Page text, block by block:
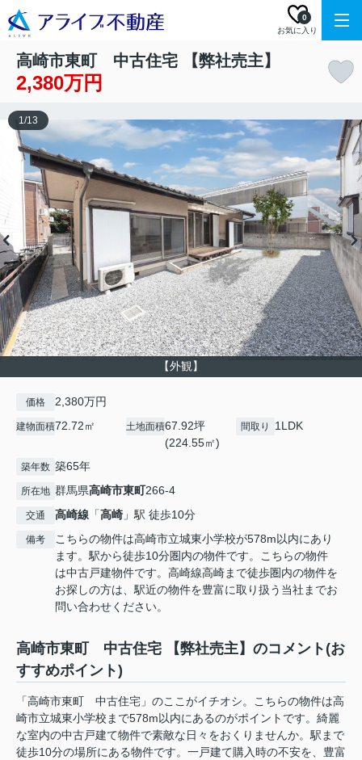
お気に入り
0
高崎市東町 中古住宅 【弊社売主】
2,380万円
【外観】
1/13
価格 2,380万円
建物面積72.72㎡ 土地面積67.92坪
(224.55㎡)
間取り 1LDK
築年数 築65年
所在地 群馬県高崎市東町266-4
交通 高崎線 「高崎 」駅 徒歩10分
備考
こちらの物件は高崎市立城東小学校が578m以内にあり
ます。駅から徒歩10分圏内の物件です。こちらの物件
は中古戸建物件です。高崎線高崎まで徒歩圏内の物件を
お探しの方は、駅近の物件を豊富に取り扱う当社までお
問い合わせください。
高崎市東町 中古住宅 【弊社売主】のコメント(お
すすめポイント)
「高崎市東町 中古住宅」のここがイチオシ。こちらの物件は高
崎市立城東小学校まで578m以内にあるのがポイントです。綺麗
な室内の中古戸建て物件で素敵な日々をおくりませんか。駅まで
徒歩10分の場所にある物件です。一戸建て購入時の不安を、豊富